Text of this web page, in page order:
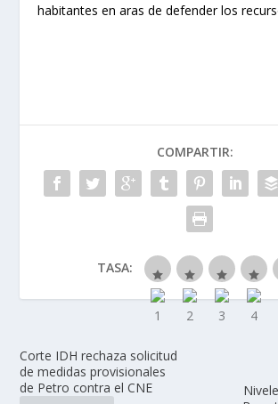
habitantes en aras de defender los
COMPARTIR:
TASA:
Corte IDH rechaza solicitud
de medidas provisionales
de Petro contra el CNE